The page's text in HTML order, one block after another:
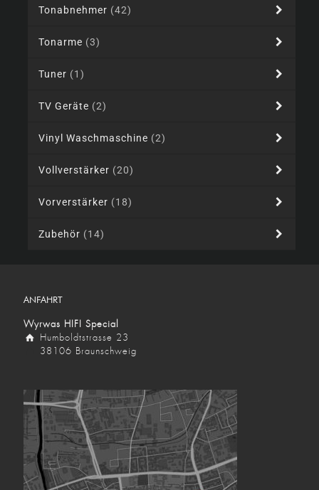
Tonabnehmer (42)
Tonarme (3)
Tuner (1)
TV Geräte (2)
Vinyl Waschmaschine (2)
Vollverstärker (20)
Vorverstärker (18)
Zubehör (14)
ANFAHRT
Wyrwas HIFI Special
Humboldtstrasse 23
38106 Braunschweig